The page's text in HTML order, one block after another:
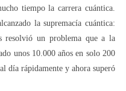
tiempo la carrera cuántica.
la supremacía cuántica:
resolvió un problema que a la
unos 10.000 años en solo 200
día rápidamente y ahora superó